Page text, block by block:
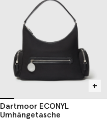
Dartmoor ECONYL
Umhängetasche